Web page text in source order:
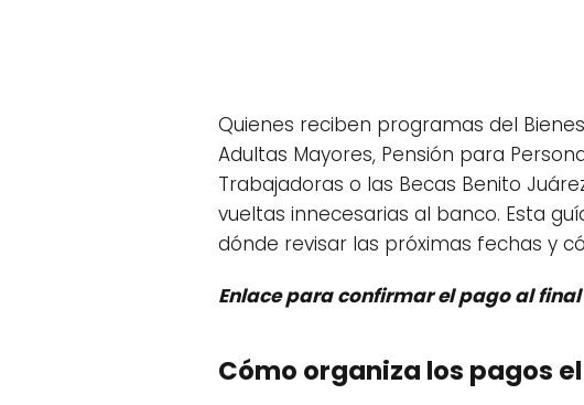
Quienes reciben programas del
Adultas Mayores, Pensión para
Trabajadoras o las Becas Benito
vueltas innecesarias al banco. Esta
dónde revisar las próximas fechas y
Enlace para confirmar el pago al
Cómo organiza los pagos